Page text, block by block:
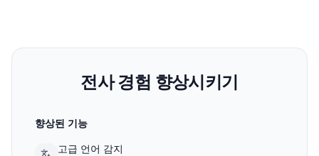
전사 경험 향상시키기
향상된 기능
고급 언어 감지